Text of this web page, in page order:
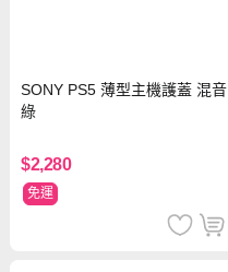
SONY PS5 薄型主機護蓋 混音
綠
$2,280
免運